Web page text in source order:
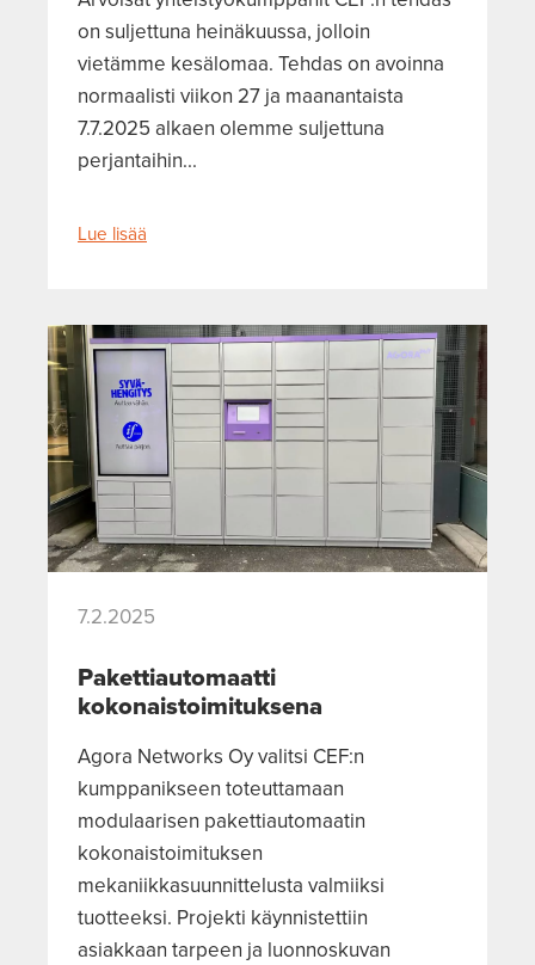
on suljettuna heinäkuussa, jolloin
vietämme kesälomaa. Tehdas on avoinna
normaalisti viikon 27 ja maanantaista
7.7.2025 alkaen olemme suljettuna
perjantaihin...
Lue lisää
7.2.2025
Pakettiautomaatti
kokonaistoimituksena
Agora Networks Oy valitsi CEF:n
kumppanikseen toteuttamaan
modulaarisen pakettiautomaatin
kokonaistoimituksen
mekaniikkasuunnittelusta valmiiksi
tuotteeksi. Projekti käynnistettiin
asiakkaan tarpeen ja luonnoskuvan